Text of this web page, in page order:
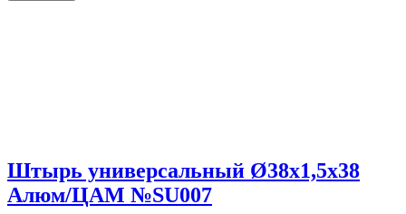
Штырь универсальный Ø38х1,5х38
Алюм/ЦАМ №SU007